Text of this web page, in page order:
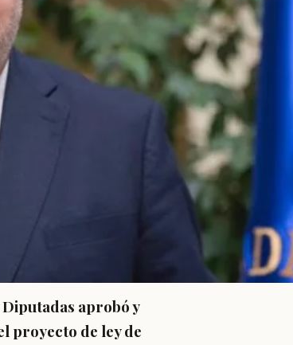
Diputadas aprobó y
proyecto de ley de